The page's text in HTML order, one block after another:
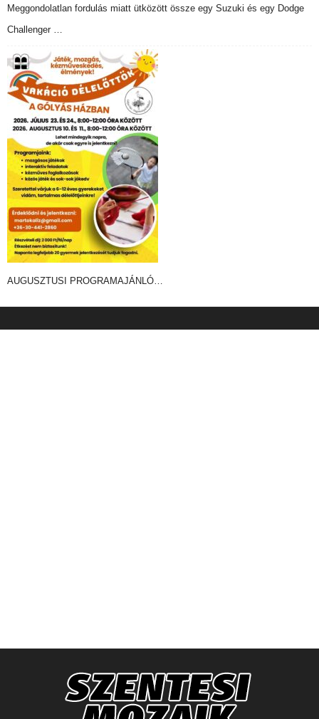
Meggondolatlan fordulás miatt ütközött össze egy Suzuki és egy Dodge
Challenger …
AUGUSZTUSI PROGRAMAJÁNLÓ…